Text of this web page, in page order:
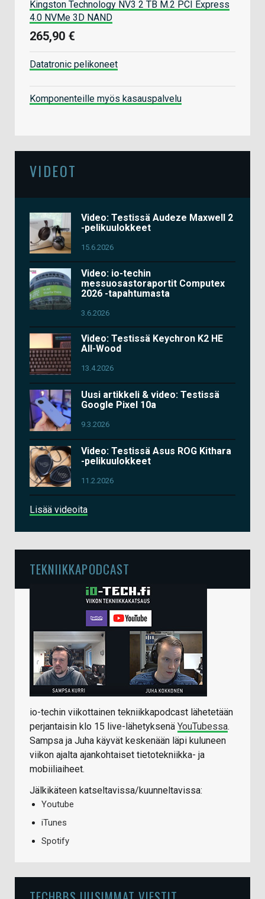
Kingston Technology NV3 2 TB M.2 PCI Express
4.0 NVMe 3D NAND
265,90 €
Datatronic pelikoneet
Komponenteille myös kasauspalvelu
VIDEOT
Video: Testissä Audeze Maxwell 2
-pelikuulokkeet
15.6.2026
Video: io-techin
messuosastoraportit Computex
2026 -tapahtumasta
3.6.2026
Video: Testissä Keychron K2 HE
All-Wood
13.4.2026
Uusi artikkeli & video: Testissä
Google Pixel 10a
9.3.2026
Video: Testissä Asus ROG Kithara
-pelikuulokkeet
11.2.2026
Lisää videoita
TEKNIIKKAPODCAST
io-techin viikottainen tekniikkapodcast lähetetään
perjantaisin klo 15 live-lähetyksenä YouTubessa.
Sampsa ja Juha käyvät keskenään läpi kuluneen
viikon ajalta ajankohtaiset tietotekniikka- ja
mobiiliaiheet.
Jälkikäteen katseltavissa/kuunneltavissa:
Youtube
iTunes
Spotify